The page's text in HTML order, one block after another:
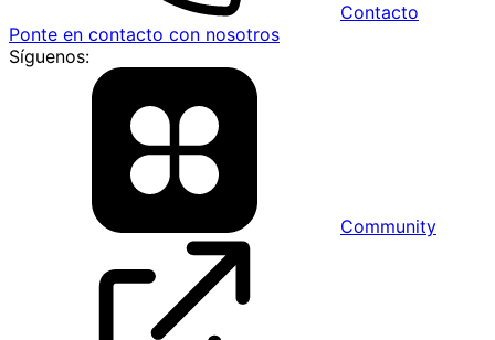
Contacto
Ponte en contacto con nosotros
Síguenos:
Community